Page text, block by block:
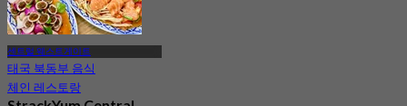
센트럴 웨스트게이트
태국 북동부 음식
체인 레스토랑